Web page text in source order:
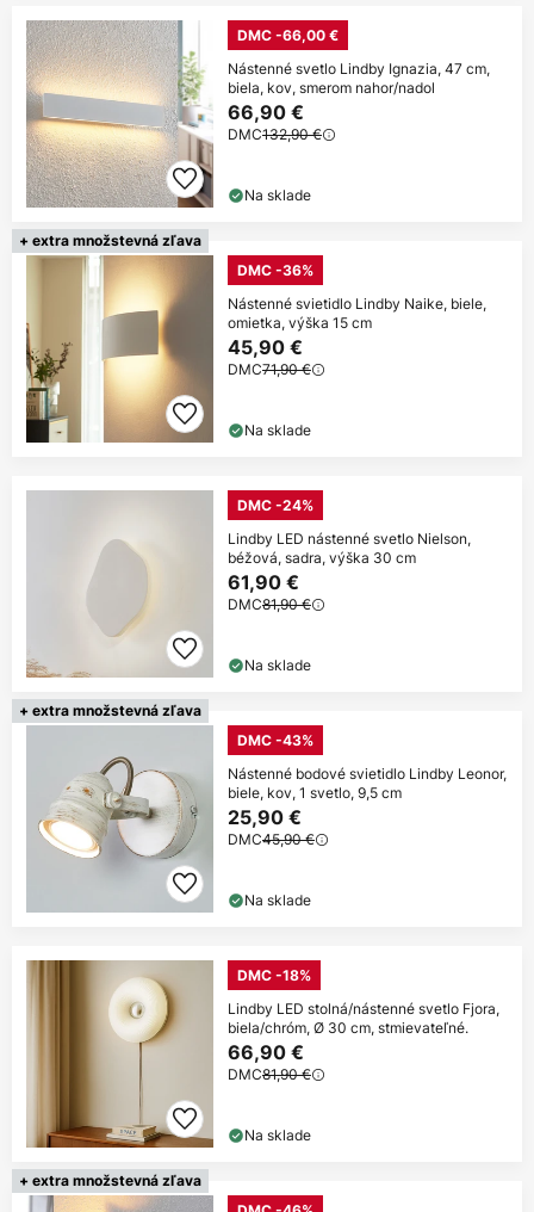
DMC -66,00 €
Nástenné svetlo Lindby Ignazia, 47 cm,
biela, kov, smerom nahor/nadol
66,90 €
DMC132,90 €
Na sklade
+ extra množstevná zľava
DMC -36%
Nástenné svietidlo Lindby Naike, biele,
omietka, výška 15 cm
45,90 €
DMC71,90 €
Na sklade
DMC -24%
Lindby LED nástenné svetlo Nielson,
béžová, sadra, výška 30 cm
61,90 €
DMC81,90 €
Na sklade
+ extra množstevná zľava
DMC -43%
Nástenné bodové svietidlo Lindby Leonor,
biele, kov, 1 svetlo, 9,5 cm
25,90 €
DMC45,90 €
Na sklade
DMC -18%
Lindby LED stolná/nástenné svetlo Fjora,
biela/chróm, Ø 30 cm, stmievateľné.
66,90 €
DMC81,90 €
Na sklade
+ extra množstevná zľava